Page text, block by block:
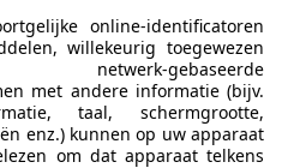
online-identificatoren
willekeurig toegewezen
netwerk-gebaseerde
met andere informatie (bijv.
taal, schermgrootte,
enz.) kunnen op uw apparaat
om dat apparaat telkens